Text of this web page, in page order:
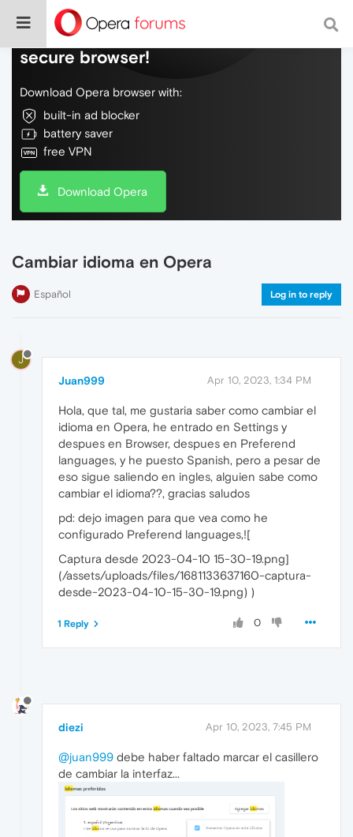
Do more on the web, with a fast and
secure browser!
Download Opera browser with:
built-in ad blocker
battery saver
free VPN
Download Opera
Cambiar idioma en Opera
Español Log in to reply
J
Juan999 Apr 10, 2023, 1:34 PM
Hola, que tal, me gustaria saber como cambiar el
idioma en Opera, he entrado en Settings y
despues en Browser, despues en Preferend
languages, y he puesto Spanish, pero a pesar de
eso sigue saliendo en ingles, alguien sabe como
cambiar el idioma??, gracias saludos
pd: dejo imagen para que vea como he
configurado Preferend languages,![
Captura desde 2023-04-10 15-30-19.png]
(/assets/uploads/files/1681133637160-captura-
desde-2023-04-10-15-30-19.png) )
0
1 Reply
diezi Apr 10, 2023, 7:45 PM
@juan999 debe haber faltado marcar el casillero
de cambiar la interfaz...